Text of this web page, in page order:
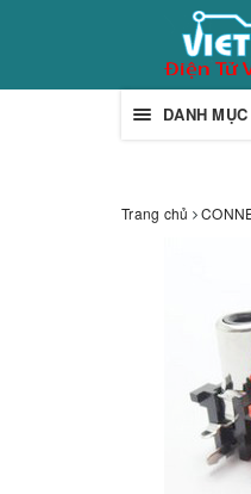
DANH
Trang chủ